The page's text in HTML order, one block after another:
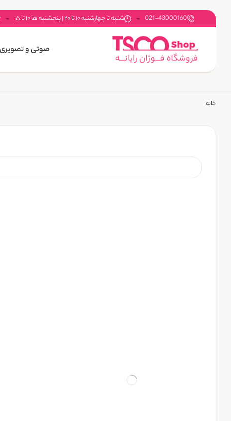
021-43000160 شنبه تا چهارشنبه ۱۰ تا ۲۰ | پنجشنبه ها ۱۰ تا ۱۵
صوتی و تصویری
خانه